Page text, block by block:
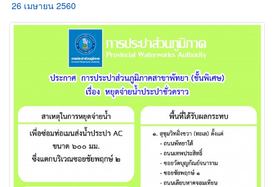
26 เมษายน 2560